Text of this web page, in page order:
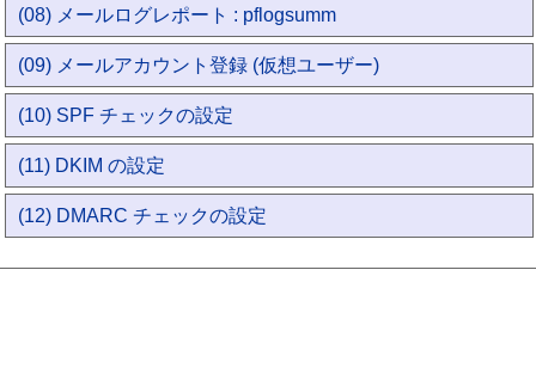
(08) メールログレポート : pflogsumm
(09) メールアカウント登録 (仮想ユーザー)
(10) SPF チェックの設定
(11) DKIM の設定
(12) DMARC チェックの設定